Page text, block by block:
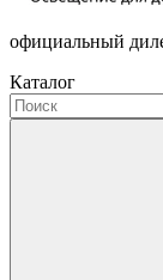
официальный
Каталог